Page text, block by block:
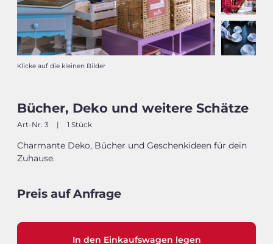
Klicke auf die kleinen Bilder
Bücher, Deko und weitere Schätze
Art-Nr. 3 | 1 Stück
Charmante Deko, Bücher und Geschenkideen für dein
Zuhause.
Preis auf Anfrage
In den Einkaufswagen legen